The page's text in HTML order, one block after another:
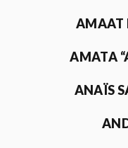
AMAAT
AMATA
ANAÏS